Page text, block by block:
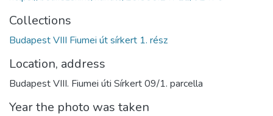
Collections
Budapest VIII Fiumei út sírkert 1. rész
Location, address
Budapest VIII. Fiumei úti Sírkert 09/1. parcella
Year the photo was taken